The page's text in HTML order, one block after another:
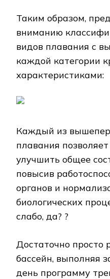
Таким образом,
вниманию
видов плавания с
каждой категории
характеристиками:
Каждый из
плавания
улучшить общее
повысив
органов и
биологических
слабо, да? ?
Достаточно просто
бассейн, выполняя
день программу